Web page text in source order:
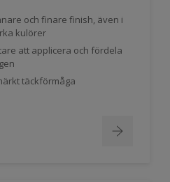
och finare finish, även i
kulörer
att applicera och fördela
täckförmåga